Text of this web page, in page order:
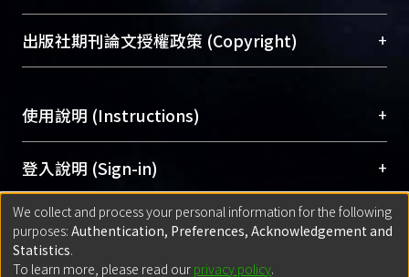
To permanently archive and promote researcher
profiles and scholarly works, Library integrates the
services of “NTU Repository” with “Academic
開放取用是從使用者角度提升資訊取用性的社會運
動，應用在學術研究上是透過將研究著作公開供使
用逐年攀升。同時可加速研究發展、提升研究影響
Archive）平台。 （點選深入了解OA）
出版社期刊論文授權政策 (Copyright) +
含部分內容的版權非匯入者所有，或由第三方贊
助與合作完成，請確認該版權所有者及第三方同
意提供此授權。
Please represent that the submission is your
original work, and that you have the right to
grant the rights to upload.
若欲上傳已出版的全文電子檔，可使用
使用說明 (Instructions) +
網站簡介(Quickstart Guide)
使用手冊(Instruction Manual)
線上預約服務(Booking Service)
登入說明 (Sign-in) +
方案一：臺灣大學計算機中心帳號登入
(With C&INC Email Account)
方案二：ORCID帳號登入(With ORCID)
匯入著作 (Submission) +
We collect and process your personal information for the following
purposes: Authentication, Preferences, Acknowledgement and
Statistics.
To learn more, please read our privacy policy.